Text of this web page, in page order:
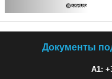
Документы
A1: